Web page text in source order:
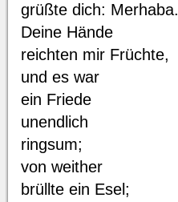
grüßte dich: Merhaba.
Deine Hände
reichten mir Früchte,
und es war
ein Friede
unendlich
ringsum;
von weither
brüllte ein Esel;